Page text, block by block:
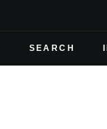
SEARCH